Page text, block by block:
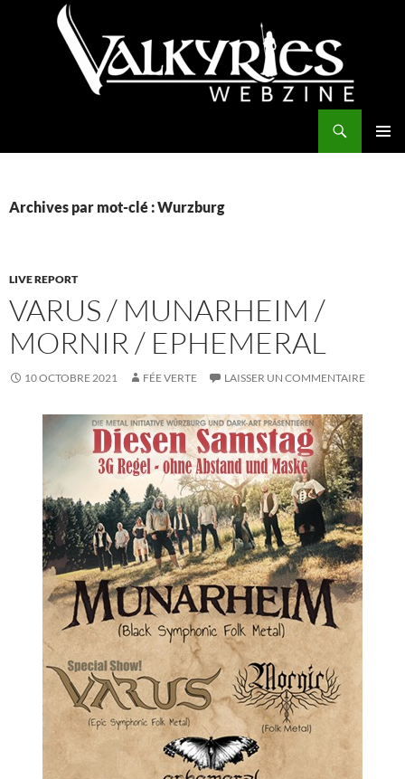
Archives par mot-clé : Wurzburg
LIVE REPORT
VARUS / MUNARHEIM /
MORNIR / EPHEMERAL
10 OCTOBRE 2021 FÉE VERTE LAISSER UN COMMENTAIRE